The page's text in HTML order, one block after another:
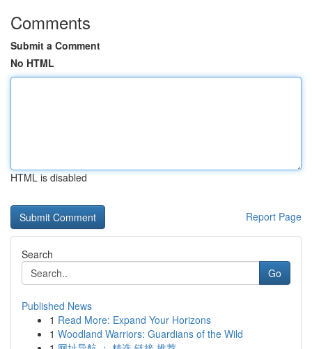
Comments
Submit a Comment
No HTML
HTML is disabled
Report Page
Search
Go
Published News
1 Read More: Expand Your Horizons
1 Woodland Warriors: Guardians of the Wild